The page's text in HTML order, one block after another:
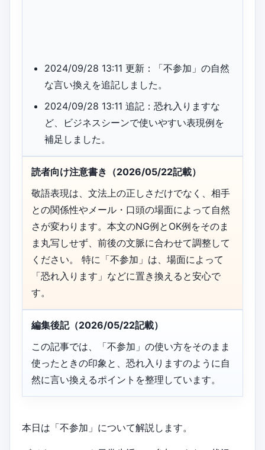
2024/09/28 13:11 更新：「不参加」の自然
な言い換えを追記しました。
2024/09/28 13:11 追記：恐れ入りますな
ど、ビジネスシーンで使いやすい表現例を
補足しました。
読者向け注意書き（2026/05/22記載）
敬語表現は、文法上の正しさだけでなく、相手
との関係性やメール・口頭の場面によって自然
さが変わります。本文のNG例とOK例をそのま
ま丸写しせず、前後の文脈に合わせて調整して
ください。 特に「不参加」は、場面によって
「恐れ入ります」などに置き換えると安心で
す。
編集後記（2026/05/22記載）
この記事では、「不参加」の使い方をそのまま
使ったときの印象と、恐れ入りますのように自
然に言い換えるポイントを整理しています。
本日は「不参加」について解説します。